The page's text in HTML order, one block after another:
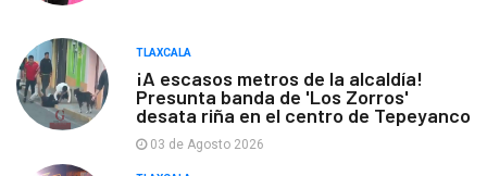
TLAXCALA
¡A escasos metros de la alcaldía!
Presunta banda de 'Los Zorros'
desata riña en el centro de Tepeyanco
03 de Agosto 2026